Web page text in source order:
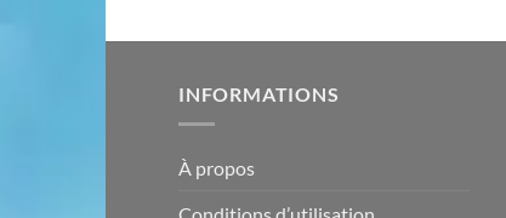
INFORMATIONS
À propos